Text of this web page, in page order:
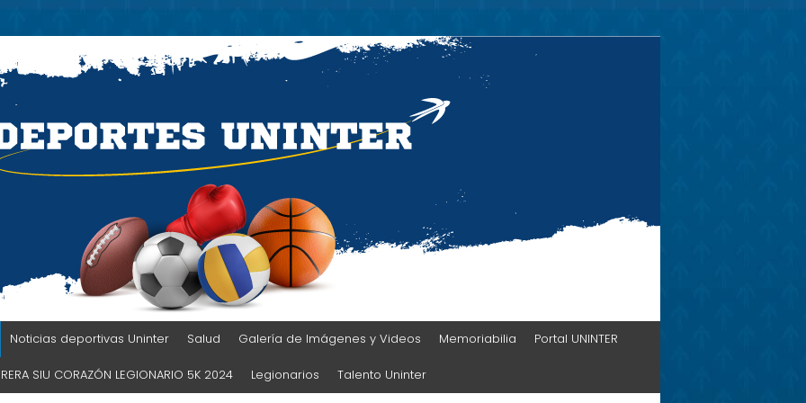
Noticias deportivas Uninter Salud Galería de Imágenes y Videos Memoriabilia Portal UNINTER
SIU CORAZÓN LEGIONARIO 5K 2024 Legionarios Talento Uninter